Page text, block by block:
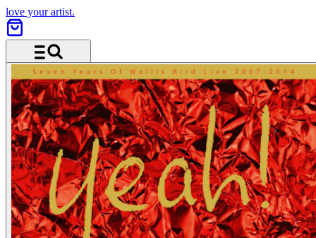
love your artist.
Menü und Suche